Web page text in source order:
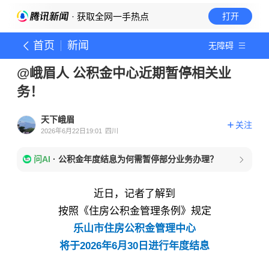
· 获取全网一手热点 打开
首页 新闻 无障碍
@峨眉人 公积金中心近期暂停相关业
务！
天下峨眉
2026年6月22日19:01 四川
关注
问AI · 公积金年度结息为何需暂停部分业务办理？
近日， 记者了解到
按照《住房公积金管理条例》规定
乐山市住房公积金管理中心
将于2026年6月30日进行年度结息